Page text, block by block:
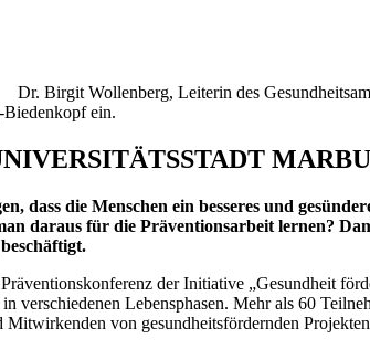
Dr. Birgit Wollenberg, Leiterin des
Biedenkopf ein.
dass die Menschen ein besseres und
daraus für die Präventionsarbeit lernen?
der Initiative „Gesundheit
verschiedenen Lebensphasen. Mehr als 60
Mitwirkenden von gesundheitsfördernden